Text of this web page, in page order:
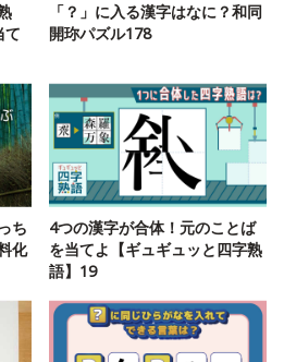
て
「？」に入る漢字はなに？和同
開珎パズル178
ち
化
4つの漢字が合体！元のことば
を当てよ【ギュギュッと四字熟
語】19